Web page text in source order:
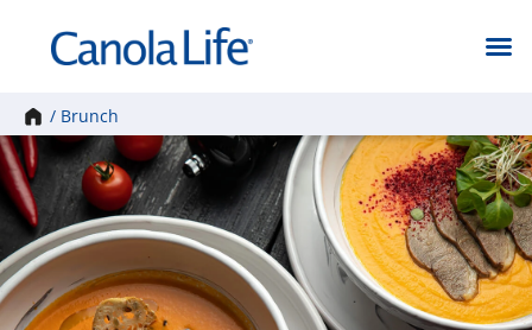
Inicio
/ Brunch